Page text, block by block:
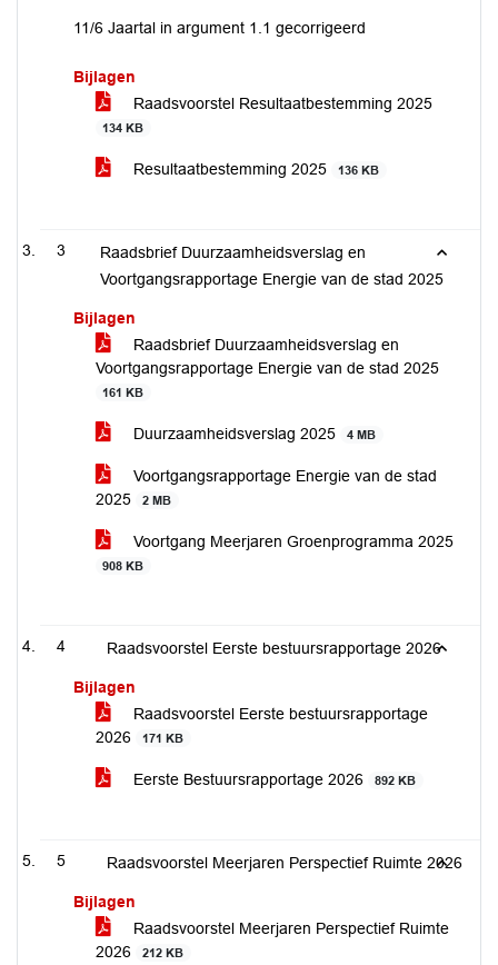
11/6 Jaartal in argument 1.1 gecorrigeerd
Bijlagen
Raadsvoorstel Resultaatbestemming 2025
134 KB
Resultaatbestemming 2025 136 KB
3
Raadsbrief Duurzaamheidsverslag en
Voortgangsrapportage Energie van de stad 2025
Bijlagen
Raadsbrief Duurzaamheidsverslag en
Voortgangsrapportage Energie van de stad 2025
161 KB
Duurzaamheidsverslag 2025 4 MB
Voortgangsrapportage Energie van de stad
2025
2 MB
Voortgang Meerjaren Groenprogramma 2025
908 KB
4 Raadsvoorstel Eerste bestuursrapportage 2026
Bijlagen
Raadsvoorstel Eerste bestuursrapportage
2026
171 KB
Eerste Bestuursrapportage 2026 892 KB
5 Raadsvoorstel Meerjaren Perspectief Ruimte 2026
Bijlagen
Raadsvoorstel Meerjaren Perspectief Ruimte
2026
212 KB